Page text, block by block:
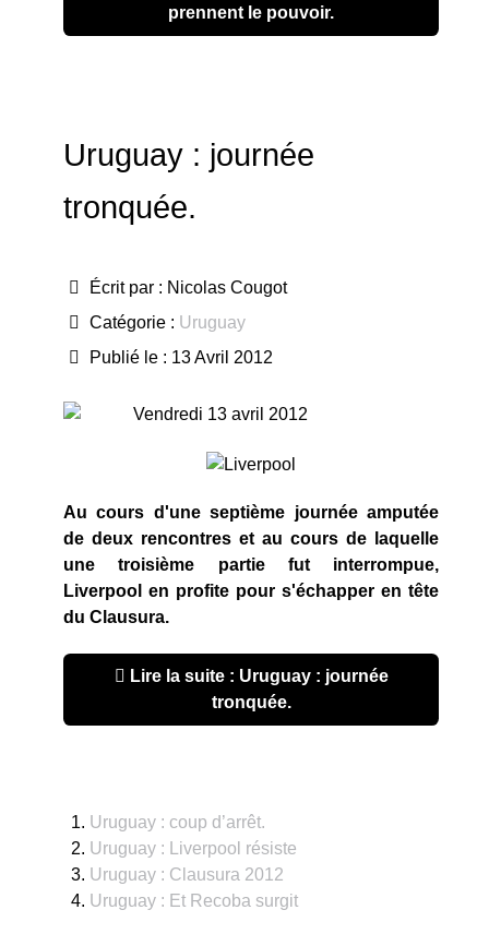
prennent le pouvoir.
Uruguay : journée
tronquée.
Écrit par : Nicolas Cougot
Catégorie : Uruguay
Publié le : 13 Avril 2012
Vendredi 13 avril 2012
Au cours d'une septième journée amputée
de deux rencontres et au cours de laquelle
une troisième partie fut interrompue,
Liverpool en profite pour s'échapper en tête
du Clausura.
Lire la suite : Uruguay : journée
tronquée.
Uruguay : coup d’arrêt.
Uruguay : Liverpool résiste
Uruguay : Clausura 2012
Uruguay : Et Recoba surgit